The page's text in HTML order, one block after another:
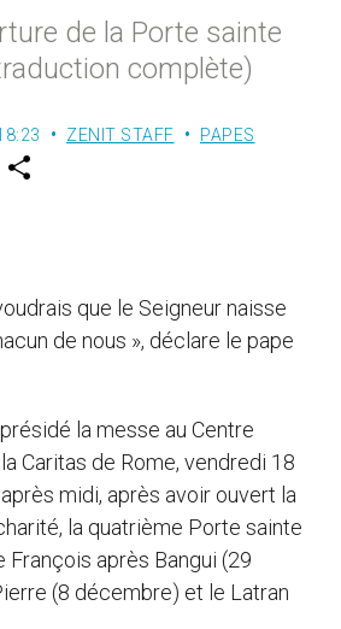
de la Porte sainte
complète)
ZENIT STAFF PAPES
w
que le Seigneur naisse
de nous », déclare le pape
la messe au Centre
Caritas de Rome, vendredi 18
midi, après avoir ouvert la
la quatrième Porte sainte
François après Bangui (29
(8 décembre) et le Latran